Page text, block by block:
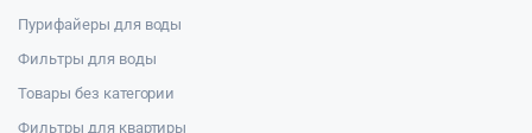
Пурифайеры для воды
Фильтры для воды
Товары без категории
Фильтры для квартиры